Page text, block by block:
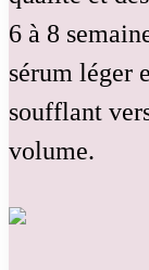
6 à 8
sérum léger
soufflant
volume.